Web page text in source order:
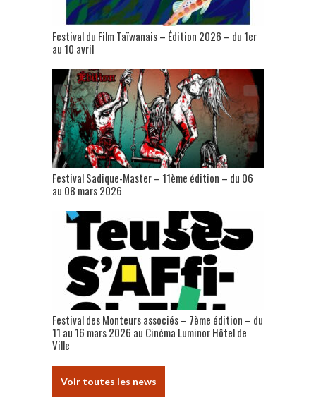
Festival du Film Taïwanais – Édition 2026 – du 1er
au 10 avril
Festival Sadique-Master – 11ème édition – du 06
au 08 mars 2026
Festival des Monteurs associés – 7ème édition – du
11 au 16 mars 2026 au Cinéma Luminor Hôtel de
Ville
Voir toutes les news